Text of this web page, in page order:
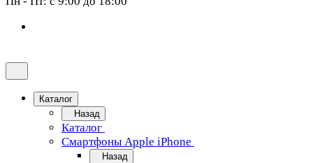
Каталог
Назад
Каталог
Смартфоны Apple iPhone
Назад